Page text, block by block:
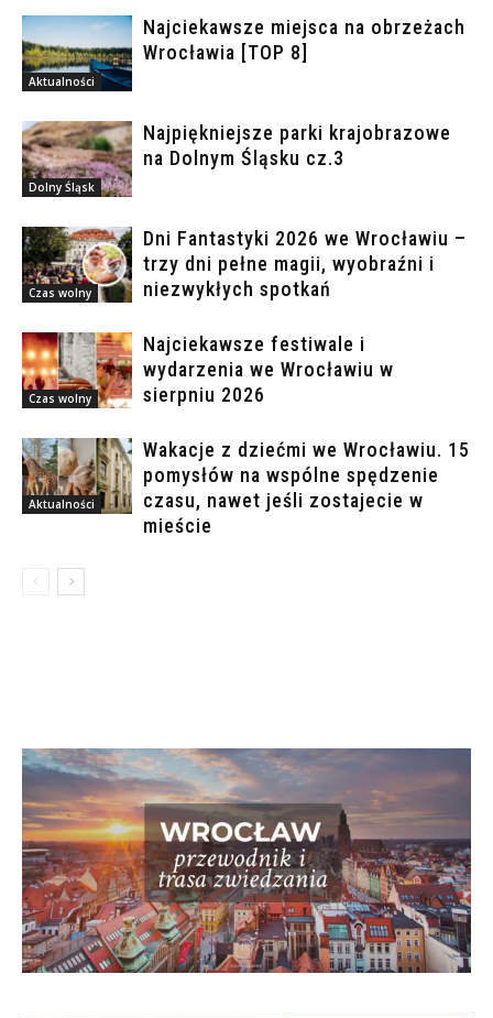
Aktualności
Najciekawsze miejsca na obrzeżach
Wrocławia [TOP 8]
Dolny Śląsk
Najpiękniejsze parki krajobrazowe
na Dolnym Śląsku cz.3
Czas wolny
Dni Fantastyki 2026 we Wrocławiu –
trzy dni pełne magii, wyobraźni i
niezwykłych spotkań
Czas wolny
Najciekawsze festiwale i
wydarzenia we Wrocławiu w
sierpniu 2026
Aktualności
Wakacje z dziećmi we Wrocławiu. 15
pomysłów na wspólne spędzenie
czasu, nawet jeśli zostajecie w
mieście